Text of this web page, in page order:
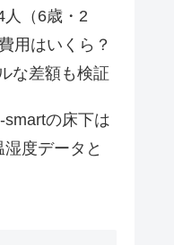
人（6歳・2
用はいくら？
な差額も検証
smartの床下は
度データと